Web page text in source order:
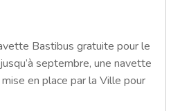
Bastibus gratuite pour le
septembre, une navette
en place par la Ville pour